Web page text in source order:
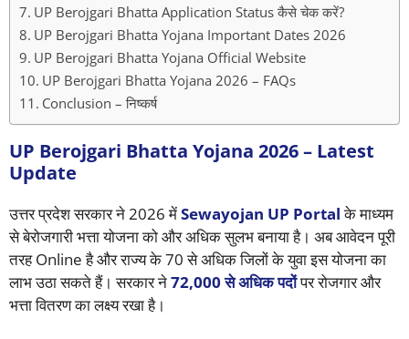
UP Berojgari Bhatta Application Status कैसे चेक करें?
UP Berojgari Bhatta Yojana Important Dates 2026
UP Berojgari Bhatta Yojana Official Website
UP Berojgari Bhatta Yojana 2026 – FAQs
Conclusion – निष्कर्ष
UP Berojgari Bhatta Yojana 2026 – Latest
Update
उत्तर प्रदेश सरकार ने 2026 मेंSewayojan UP Portalके माध्यम
से बेरोजगारी भत्ता योजना को और अधिक सुलभ बनाया है। अब आवेदन पूरी
तरह Online है और राज्य के 70 से अधिक जिलों के युवा इस योजना का
लाभ उठा सकते हैं। सरकार ने72,000 से अधिक पदोंपर रोजगार और
भत्ता वितरण का लक्ष्य रखा है।